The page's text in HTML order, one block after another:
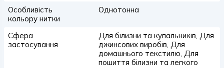
Особливість
кольору нитки
Однотонна
Сфера
застосування
Для білизни та купальників, Для
джинсових виробів, Для
домашнього текстилю, Для
пошиття білизни та легкого